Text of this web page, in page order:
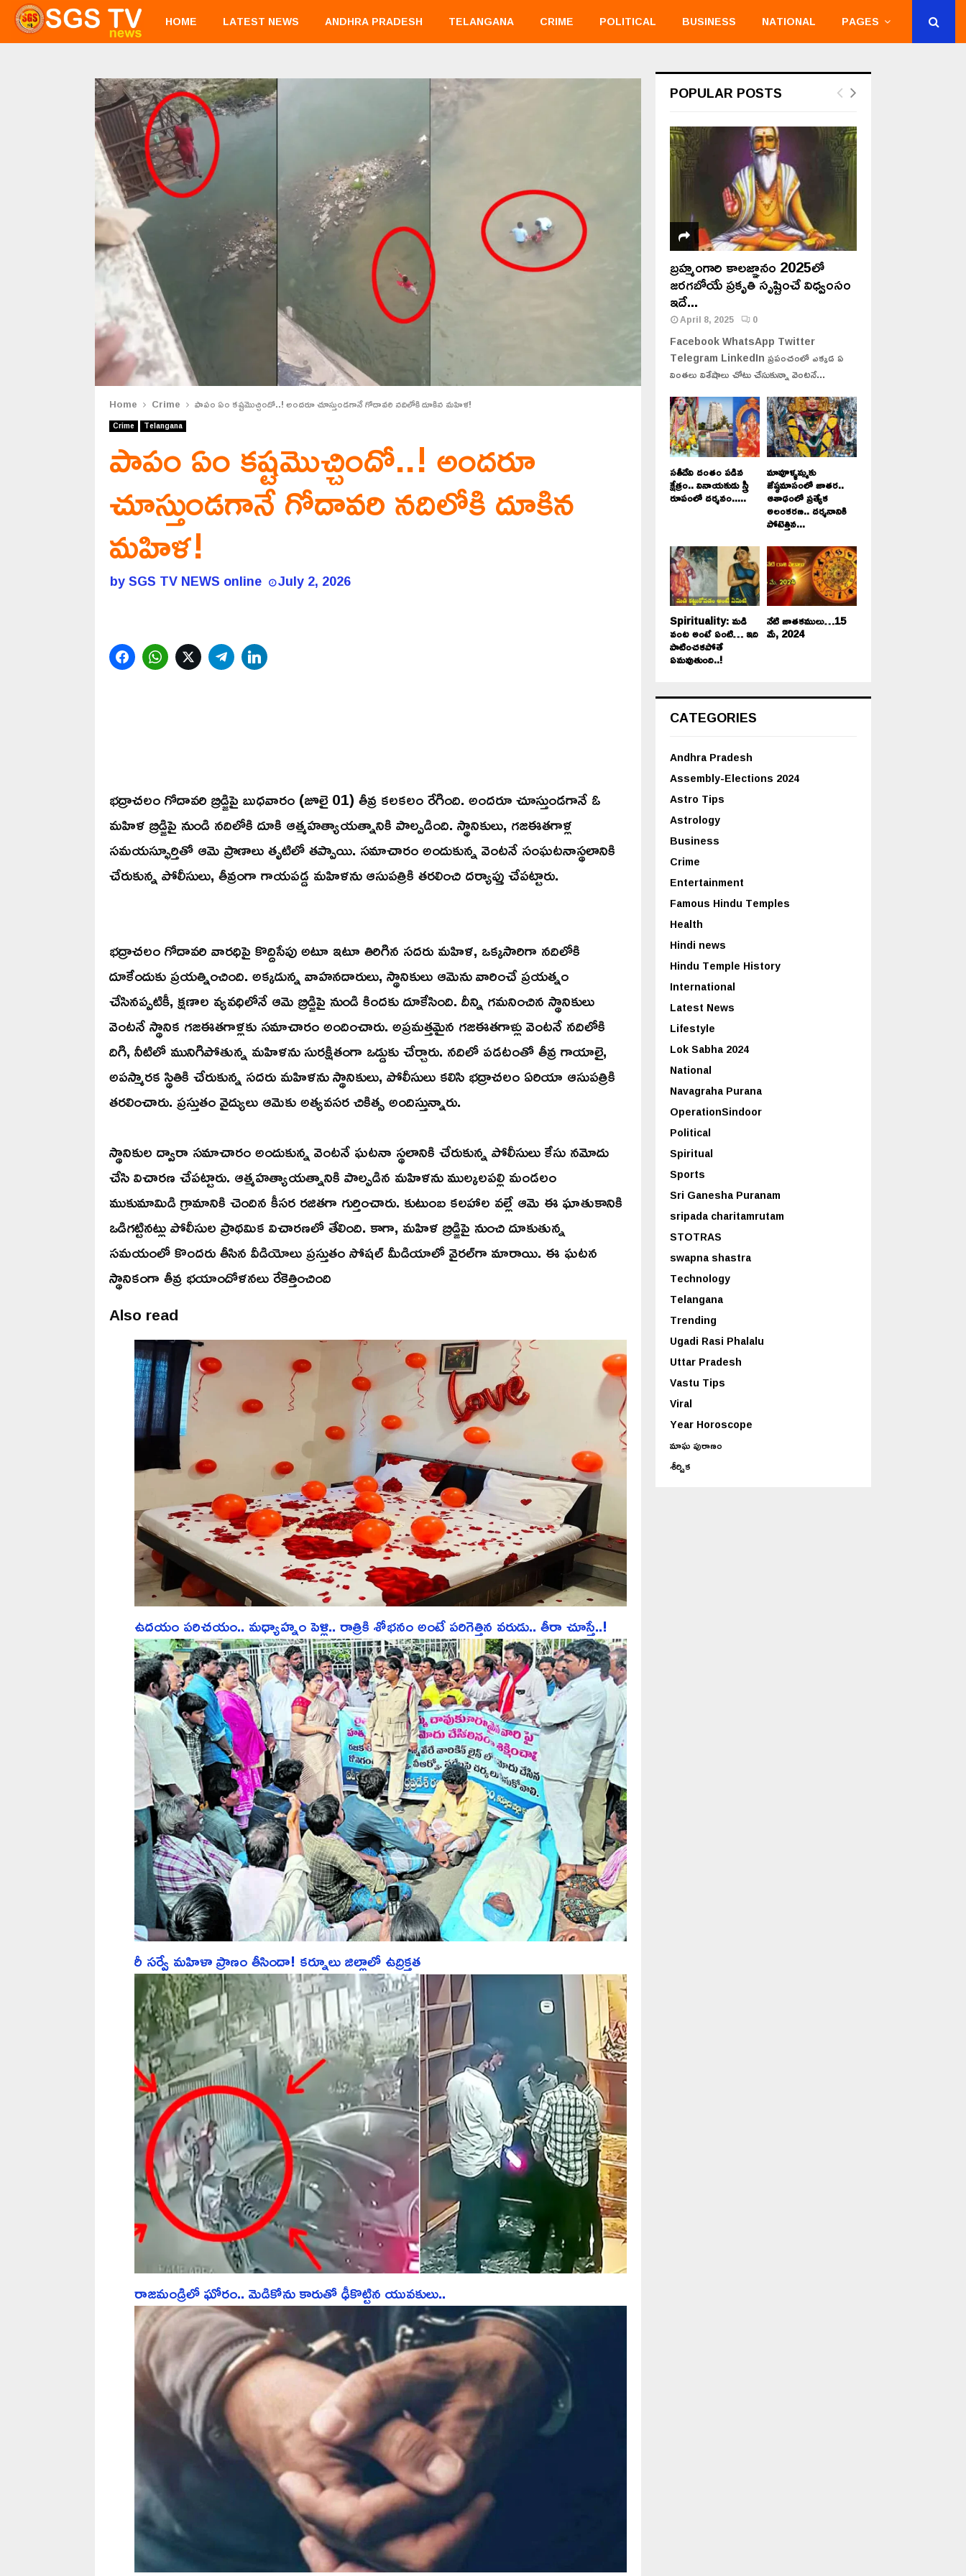
HOME LATEST NEWS ANDHRA PRADESH TELANGANA CRIME POLITICAL BUSINESS NATIONAL PAGES
Home Crime పాపం ఏం కష్టమొచ్చిందో..! అందరూ చూస్తుండగానే గోదావరి నదిలోకి దూకిన మహిళ!
Crime Telangana
పాపం ఏం కష్టమొచ్చిందో..! అందరూ
చూస్తుండగానే గోదావరి నదిలోకి దూకిన
మహిళ!
bySGS TV NEWS online July 2, 2026
FacebookWhatsAppTwitterTelegram
భద్రాచలం గోదావరి బ్రిడ్జిపై బుధవారం (జూలై 01) తీవ్ర కలకలం రేగింది. అందరూ చూస్తుండగానే ఓ
మహిళ బ్రిడ్జిపై నుండి నదిలోకి దూకి ఆత్మహత్యాయత్నానికి పాల్పడింది. స్థానికులు, గజఈతగాళ్ల
సమయస్ఫూర్తితో ఆమె ప్రాణాలు తృటిలో తప్పాయి. సమాచారం అందుకున్న వెంటనే సంఘటనాస్థలానికి
చేరుకున్న పోలీసులు, తీవ్రంగా గాయపడ్డ మహిళను ఆసుపత్రికి తరలించి దర్యాప్తు చేపట్టారు.
భద్రాచలం గోదావరి వారధిపై కొద్దిసేపు అటూ ఇటూ తిరిగిన సదరు మహిళ, ఒక్కసారిగా నదిలోకి
దూకేందుకు ప్రయత్నించింది. అక్కడున్న వాహనదారులు, స్థానికులు ఆమెను వారించే ప్రయత్నం
చేసినప్పటికీ, క్షణాల వ్యవధిలోనే ఆమె బ్రిడ్జిపై నుండి కిందకు దూకేసింది. దీన్ని గమనించిన స్థానికులు
వెంటనే స్థానిక గజఈతగాళ్లకు సమాచారం అందించారు. అప్రమత్తమైన గజఈతగాళ్లు వెంటనే నదిలోకి
దిగి, నీటిలో మునిగిపోతున్న మహిళను సురక్షితంగా ఒడ్డుకు చేర్చారు. నదిలో పడటంతో తీవ్ర గాయాలై,
అపస్మారక స్థితికి చేరుకున్న సదరు మహిళను స్థానికులు, పోలీసులు కలిసి భద్రాచలం ఏరియా ఆసుపత్రికి
తరలించారు. ప్రస్తుతం వైద్యులు ఆమెకు అత్యవసర చికిత్స అందిస్తున్నారు.
స్థానికుల ద్వారా సమాచారం అందుకున్న వెంటనే ఘటనా స్థలానికి చేరుకున్న పోలీసులు కేసు నమోదు
చేసి విచారణ చేపట్టారు. ఆత్మహత్యాయత్నానికి పాల్పడిన మహిళను ముల్కలపల్లి మండలం
ముకుమామిడి గ్రామానికి చెందిన కీసర రజితగా గుర్తించారు. కుటుంబ కలహాల వల్లే ఆమె ఈ ఘాతుకానికి
ఒడిగట్టినట్లు పోలీసుల ప్రాథమిక విచారణలో తేలింది. కాగా, మహిళ బ్రిడ్జిపై నుంచి దూకుతున్న
సమయంలో కొందరు తీసిన వీడియోలు ప్రస్తుతం సోషల్ మీడియాలో వైరల్‌గా మారాయి. ఈ ఘటన
స్థానికంగా తీవ్ర భయాందోళనలు రేకెత్తించింది
Also read
ఉదయం పరిచయం.. మధ్యాహ్నం పెళ్లి.. రాత్రికి శోభనం అంటే పరిగెత్తిన వరుడు.. తీరా చూస్తే..!
రీ సర్వే మహిళా ప్రాణం తీసిందా! కర్నూలు జిల్లాలో ఉద్రిక్తత
రాజమండ్రిలో ఘోరం.. మెడికోను కారుతో ఢీకొట్టిన యువకులు..
POPULAR POSTS
బ్రహ్మంగారి కాలజ్ఞానం 2025లో
జరగబోయే ప్రకృతి సృష్టించే విధ్వంసం
ఇదే...
April 8, 2025 0
Facebook WhatsApp Twitter
Telegram LinkedIn ప్రపంచంలో ఎక్కడ ఏ
వింతలు విశేషాలు చోటు చేసుకున్నా వెంటనే...
సతీదేవి దంతం పడిన
క్షేత్రం.. వినాయకుడు స్త్రీ
రూపంలో దర్శనం.....
మావూళ్ళమ్మకు
జేష్ఠమాసంలో జాతర..
ఆశాఢంలో ప్రత్యేక
అలంకరణ.. దర్శనానికి
పోటెత్తిన...
Spirituality: మడి
వంట అంటే ఏంటి… ఇది
పాటించకపోతే
ఏమవుతుంది..!
నేటి జాతకములు…15
మే, 2024
CATEGORIES
Andhra Pradesh
Assembly-Elections 2024
Astro Tips
Astrology
Business
Crime
Entertainment
Famous Hindu Temples
Health
Hindi news
Hindu Temple History
International
Latest News
Lifestyle
Lok Sabha 2024
National
Navagraha Purana
OperationSindoor
Political
Spiritual
Sports
Sri Ganesha Puranam
sripada charitamrutam
STOTRAS
swapna shastra
Technology
Telangana
Trending
Ugadi Rasi Phalalu
Uttar Pradesh
Vastu Tips
Viral
Year Horoscope
మాఘ పురాణం
శీర్షిక